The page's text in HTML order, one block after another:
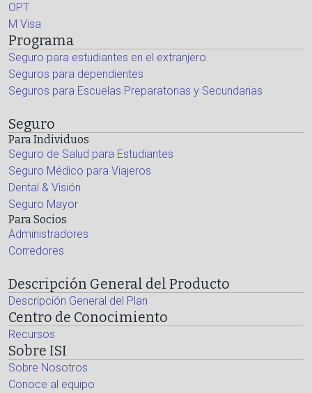
OPT
M Visa
Programa
Seguro para estudiantes en el extranjero
Seguros para dependientes
Seguros para Escuelas Preparatorias y Secundarias
Seguro
Para Individuos
Seguro de Salud para Estudiantes
Seguro Médico para Viajeros
Dental & Visión
Seguro Mayor
Para Socios
Administradores
Corredores
Descripción General del Producto
Descripción General del Plan
Centro de Conocimiento
Recursos
Sobre ISI
Sobre Nosotros
Conoce al equipo